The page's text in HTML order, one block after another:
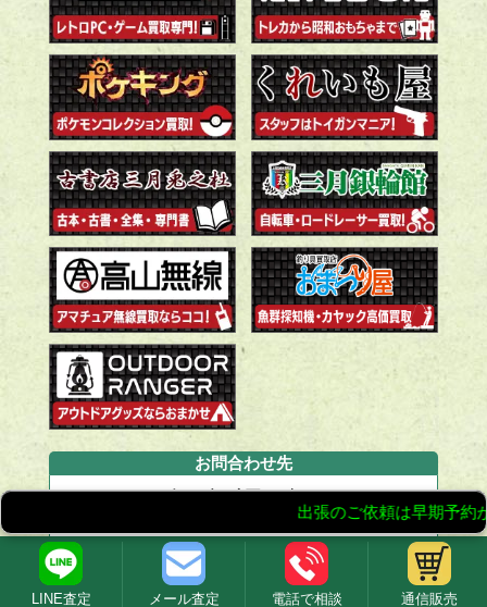
LINE査定 メール査定 電話で相談 通信販売
お問合わせ先
カートイワークス
FAX： 048-501-8229
営業時間： 10：00～20：00
※ご来店の際は必ず事前のご予約をお願い致します。